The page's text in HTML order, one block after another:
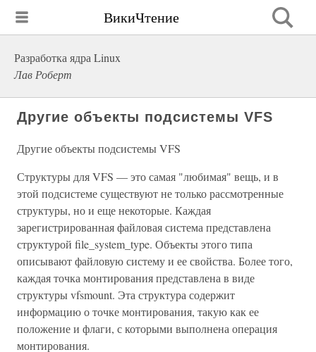
ВикиЧтение
Разработка ядра Linux
Лав Роберт
Другие объекты подсистемы VFS
Другие объекты подсистемы VFS
Структуры для VFS — это самая "любимая" вещь, и в
этой подсистеме существуют не только рассмотренные
структуры, но и еще некоторые. Каждая
зарегистрированная файловая система представлена
структурой file_system_type. Объекты этого типа
описывают файловую систему и ее свойства. Более того,
каждая точка монтирования представлена в виде
структуры vfsmount. Эта структура содержит
информацию о точке монтирования, такую как ее
положение и флаги, с которыми выполнена операция
монтирования.